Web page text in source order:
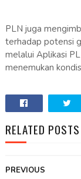
PLN juga
terhadap potensi
melalui Aplikasi
menemukan
RELATED POSTS
PREVIOUS